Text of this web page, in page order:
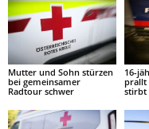
Mutter und Sohn stürzen
bei gemeinsamer
Radtour schwer
16-
prallt
stirbt